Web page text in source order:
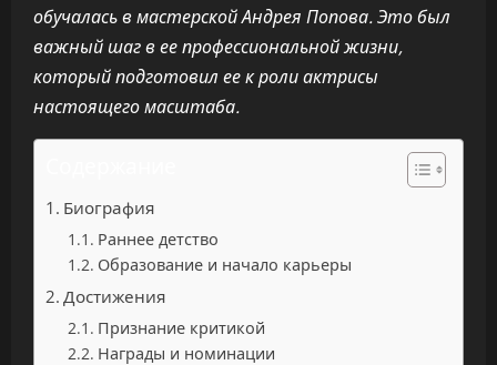
обучалась в мастерской Андрея Попова. Это был
важный шаг в ее профессиональной жизни,
который подготовил ее к роли актрисы
настоящего масштаба.
Биография
Раннее детство
Образование и начало карьеры
Достижения
Признание критикой
Награды и номинации